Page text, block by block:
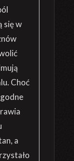
się w
Choć
a